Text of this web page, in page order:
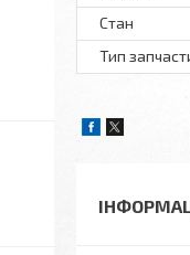
Стан
Тип